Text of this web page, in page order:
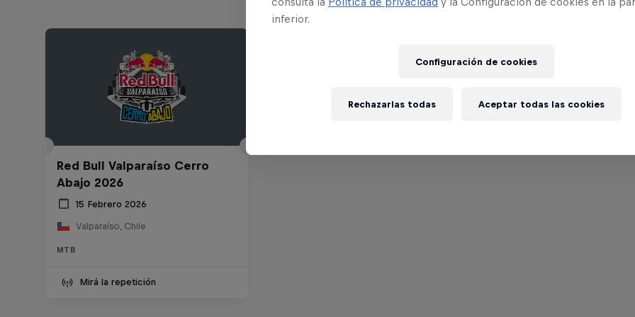
Red Bull Valparaíso Cerro
Abajo 2026
15 Febrero 2026
Valparaíso, Chile
MTB
Mirá la repetición
inferior.
Configuración de cookies
Rechazarlas todas Aceptar todas las cookies